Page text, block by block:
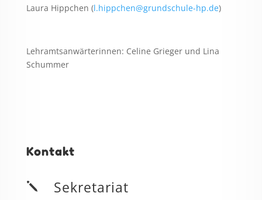
Laura Hippchen (l.hippchen@grundschule-hp.de)
Lehramtsanwärterinnen: Celine Grieger und Lina
Schummer
Kontakt
j Sekretariat